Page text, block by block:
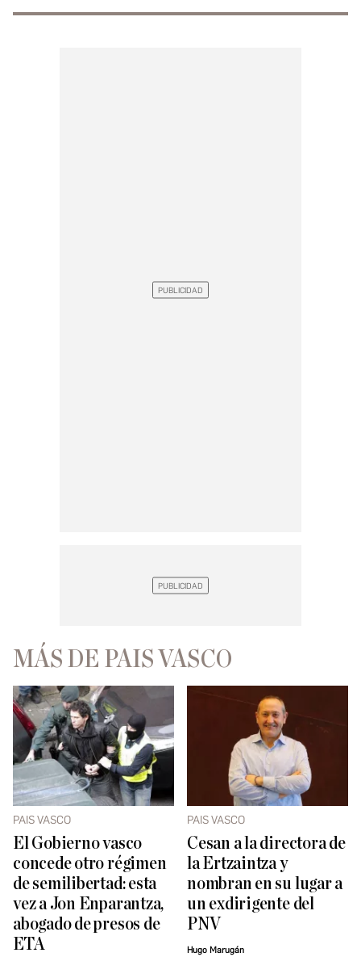
MÁS DE PAIS VASCO
PAIS VASCO
El Gobierno vasco
concede otro régimen
de semilibertad: esta
vez a Jon Enparantza,
abogado de presos de
ETA
PAIS VASCO
Cesan a la directora de
la Ertzaintza y
nombran en su lugar a
un exdirigente del
PNV
Hugo Marugán